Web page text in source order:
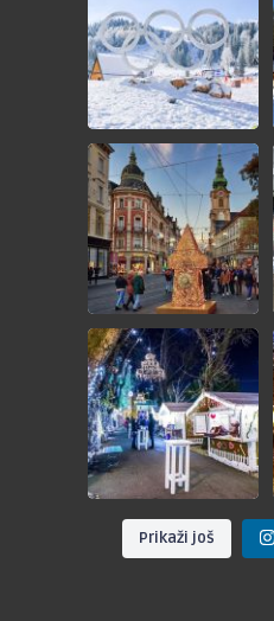
❄️JEDNODNEVNI IZLET❄️
...
🎄ADVENT GRAC🎄
💵 49KM
POŠTOVANI...
🎄ADVENT ZAGREB🎄
📅 28.12.2024.
💵...
Prikaži još